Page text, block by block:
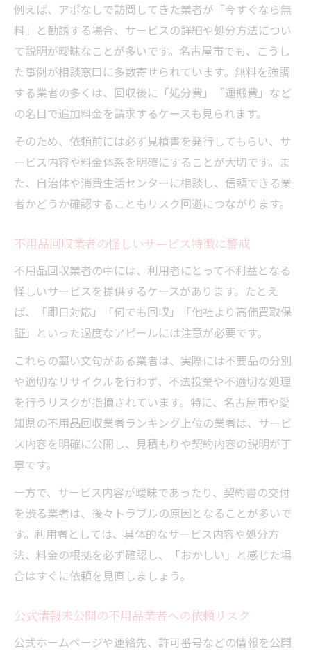
例えば、アポなしで訪問してきた業者が「今すぐなら無
料」と勧誘する場合、サービスの詳細や処分方法につい
て説明が曖昧なことが多いです。名古屋市でも、こうし
た事例が相談窓口に多数寄せられています。無料を強調
する業者の多くは、回収後に「処分費」「運搬費」など
の名目で追加料金を請求するケースも見られます。
そのため、依頼前には必ず見積書を発行してもらい、サ
ービス内容や料金体系を明確にすることが大切です。ま
た、自治体や消費生活センターに相談し、信頼できる業
者かどうか確認することもリスク回避につながります。
不用品回収業者の怪しいサービス特徴に警戒
不用品回収業者の中には、利用者にとって不利益となる
怪しいサービスを提供するケースがあります。たとえ
ば、「即日対応」「何でも回収」「他社より高価買取保
証」といった過度なアピールには注意が必要です。
これらの謳い文句がある業者は、実際には不要品の分別
や適切なリサイクルを行わず、不法投棄や不適切な処理
を行うリスクが指摘されています。特に、名古屋市や愛
知県の不用品回収業者ランキング上位の業者は、サービ
ス内容を明確に公開し、見積もりや契約内容の説明が丁
寧です。
一方で、サービス内容が曖昧であったり、契約書の交付
を渋る業者は、後々トラブルの原因となることが多いで
す。利用者としては、具体的なサービス内容や処分方
法、料金の根拠を必ず確認し、「おかしい」と感じた場
合はすぐに依頼を見直しましょう。
公式情報未公開の不用品業者への依頼リスク
公式ホームページや連絡先、許可番号などの情報を公開